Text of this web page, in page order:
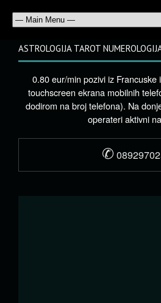
ASTROLOGIJA TAROT
0.80 eur/min pozivi iz
touchscreen ekrana mobilnih
dodirom na broj telefona). Na
operateri aktivni
✆